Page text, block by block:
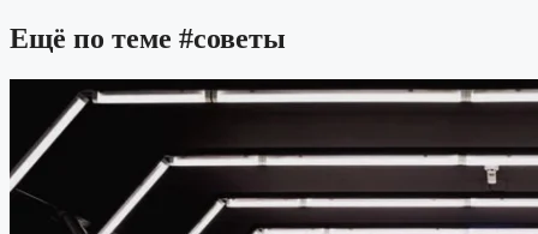
Ещё по теме #советы